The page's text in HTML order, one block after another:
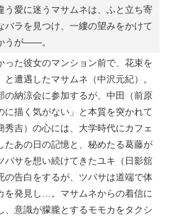
う愛に迷うマサムネは、ふと立ち寄
バラを見つけ、一縷の望みをかけて
うが――。
った彼女のマンション前で、花束を
遭遇したマサムネ（中沢元紀）。
の納涼会に参加するが、中田（前原
に描く気がない」と本質を突かれて
秀吉）の心には、大学時代にカフェ
たあの日の記憶と、秘めたる葛藤が
バサを想い続けてきたユキ（日影舘
の告白をするが、ツバサは道端で体
を発見し…。マサムネからの着信に
、意識が朦朧とするモモカをタクシ